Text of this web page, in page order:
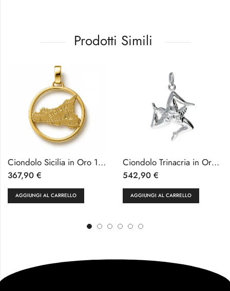
Prodotti Simili
Ciondolo Sicilia in Oro 18kt
367,90 €
AGGIUNGI AL CARRELLO
Ciondolo Trinacria in Oro Bianco 18kt
542,90 €
AGGIUNGI AL CARRELLO